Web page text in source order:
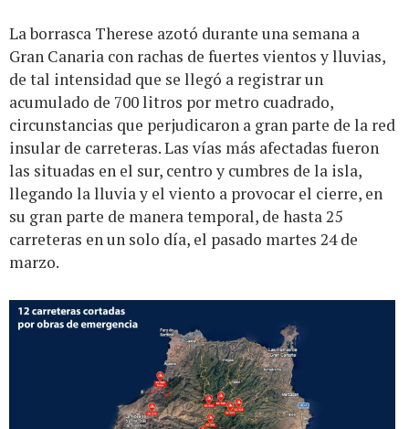
La borrasca Therese azotó durante una semana a
Gran Canaria con rachas de fuertes vientos y lluvias,
de tal intensidad que se llegó a registrar un
acumulado de 700 litros por metro cuadrado,
circunstancias que perjudicaron a gran parte de la red
insular de carreteras. Las vías más afectadas fueron
las situadas en el sur, centro y cumbres de la isla,
llegando la lluvia y el viento a provocar el cierre, en
su gran parte de manera temporal, de hasta 25
carreteras en un solo día, el pasado martes 24 de
marzo.